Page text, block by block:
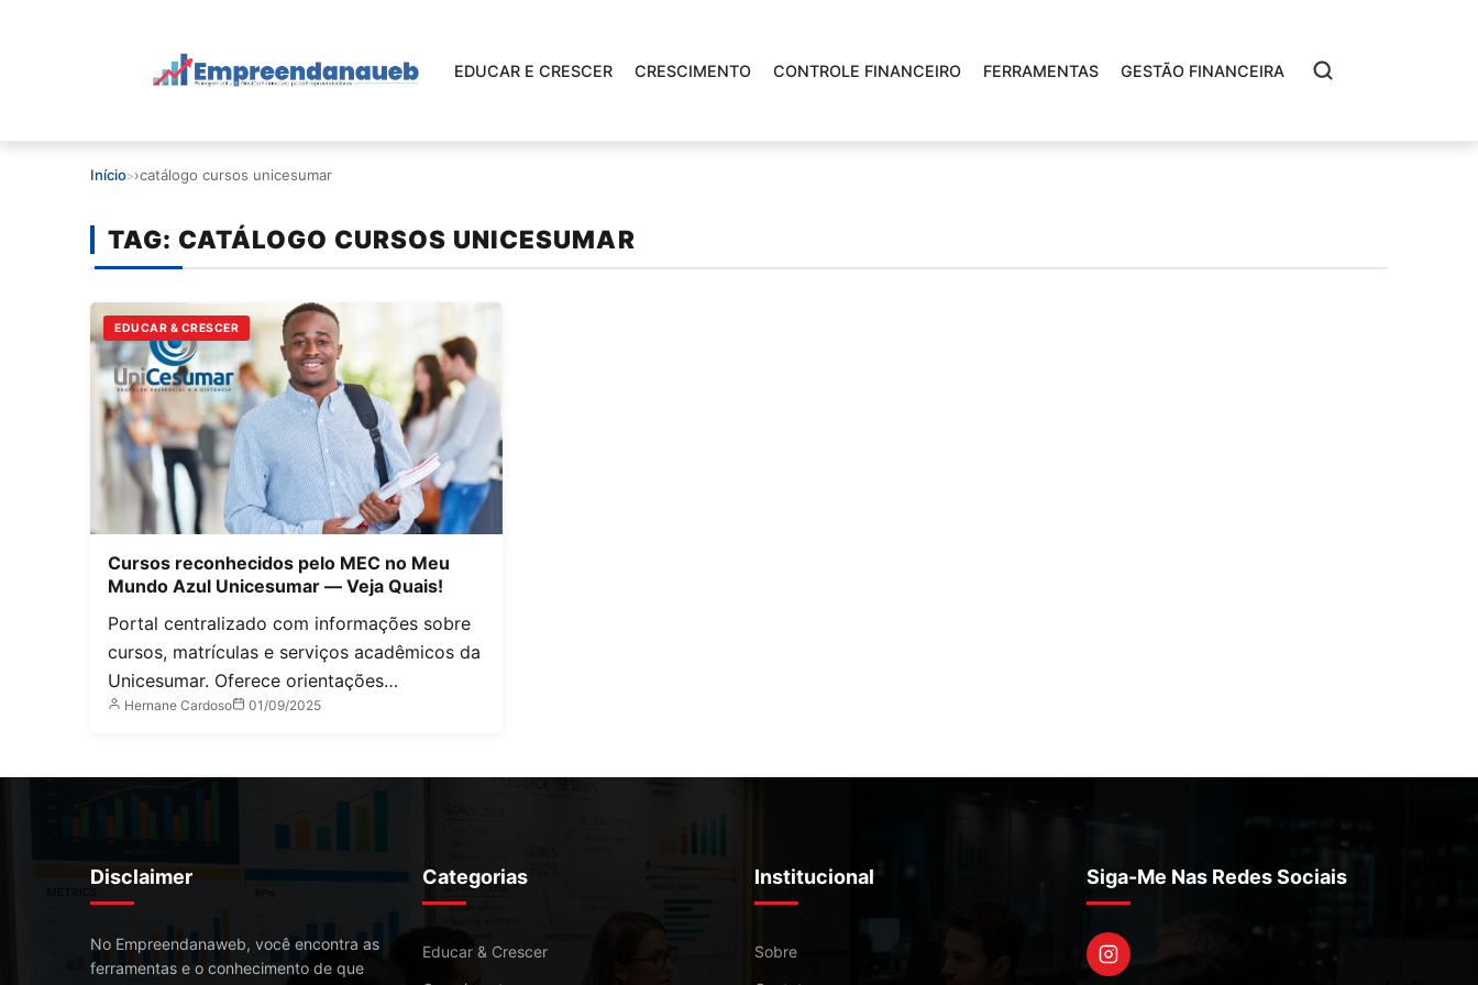
EDUCAR E CRESCER CRESCIMENTO CONTROLE FINANCEIRO FERRAMENTAS GESTÃO FINANCEIRA
CONTROLE FINANCEIRO
FERRAMENTAS
GESTÃO FINANCEIRA
Início ›catálogo cursos unicesumar
TAG: CATÁLOGO CURSOS UNICESUMAR
EDUCAR & CRESCER
Cursos reconhecidos pelo MEC no Meu
Mundo Azul Unicesumar — Veja Quais!
Portal centralizado com informações sobre
cursos, matrículas e serviços acadêmicos da
Unicesumar. Oferece orientações…
Hernane Cardoso 01/09/2025
Disclaimer
No Empreendanaweb, você encontra as
ferramentas e o conhecimento de que
Categorias
Educar & Crescer
Institucional
Sobre
Siga-Me Nas Redes Sociais